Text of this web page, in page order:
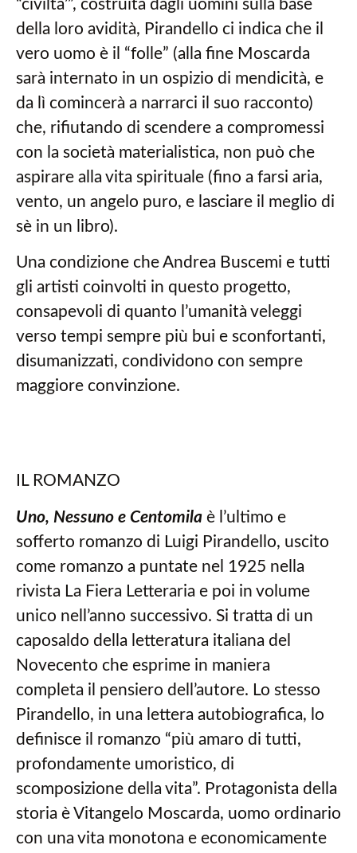
“civilta’”, costruita dagli uomini sulla base
della loro avidità, Pirandello ci indica che il
vero uomo è il “folle” (alla fine Moscarda
sarà internato in un ospizio di mendicità, e
da lì comincerà a narrarci il suo racconto)
che, rifiutando di scendere a compromessi
con la società materialistica, non può che
aspirare alla vita spirituale (fino a farsi aria,
vento, un angelo puro, e lasciare il meglio di
sè in un libro).
Una condizione che Andrea Buscemi e tutti
gli artisti coinvolti in questo progetto,
consapevoli di quanto l’umanità veleggi
verso tempi sempre più bui e sconfortanti,
disumanizzati, condividono con sempre
maggiore convinzione.
IL ROMANZO
Uno, Nessuno e Centomila è l’ultimo e
sofferto romanzo di Luigi Pirandello, uscito
come romanzo a puntate nel 1925 nella
rivista La Fiera Letteraria e poi in volume
unico nell’anno successivo. Si tratta di un
caposaldo della letteratura italiana del
Novecento che esprime in maniera
completa il pensiero dell’autore. Lo stesso
Pirandello, in una lettera autobiografica, lo
definisce il romanzo “più amaro di tutti,
profondamente umoristico, di
scomposizione della vita”. Protagonista della
storia è Vitangelo Moscarda, uomo ordinario
con una vita monotona e economicamente